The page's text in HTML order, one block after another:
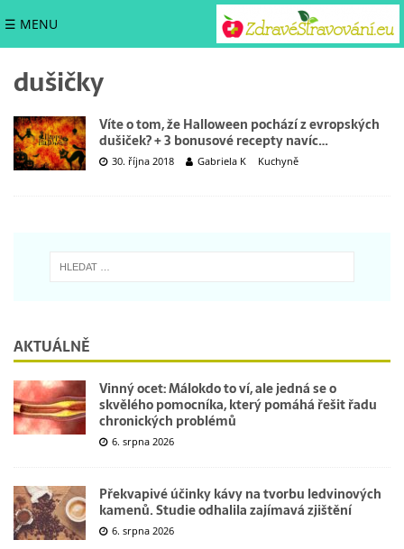
☰ MENU
dušičky
Víte o tom, že Halloween pochází z evropských
dušiček? + 3 bonusové recepty navíc…
30. října 2018 Gabriela K Kuchyně
AKTUÁLNĚ
Vinný ocet: Málokdo to ví, ale jedná se o
skvělého pomocníka, který pomáhá řešit řadu
chronických problémů
6. srpna 2026
Překvapivé účinky kávy na tvorbu ledvinových
kamenů. Studie odhalila zajímavá zjištění
6. srpna 2026